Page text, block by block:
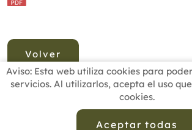
Volver
Aviso: Esta web utiliza cookies para
servicios. Al utilizarlos, acepta el uso
cookies.
Aceptar todas
BUSCADOR PROFESIONALES
ESCUELAS RECOMENDADAS